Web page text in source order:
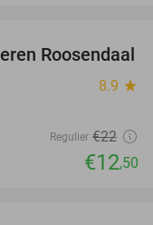
43%
Roosendaal
8.9 star
Regulier €22
€12,50